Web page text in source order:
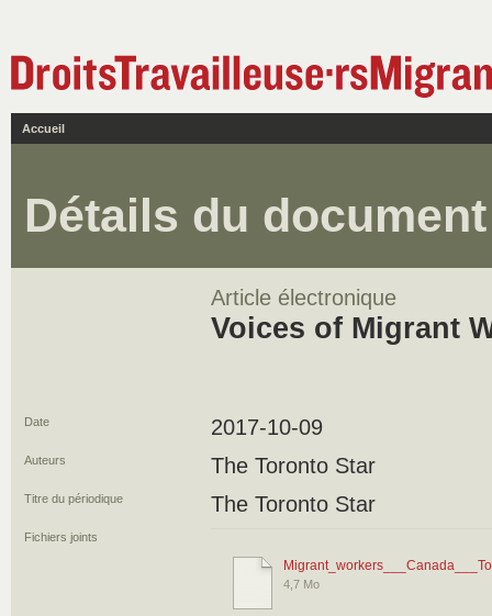
Accueil
Détails du document
Article électronique
Voices of Migrant
Date 2017-10-09
Auteurs The Toronto Star
Titre du périodique The Toronto Star
Fichiers joints
4,7 Mo